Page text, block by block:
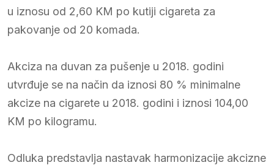
u iznosu od 2,60 KM po kutiji cigareta za
pakovanje od 20 komada.
Akciza na duvan za pušenje u 2018. godini
utvrđuje se na način da iznosi 80 % minimalne
akcize na cigarete u 2018. godini i iznosi 104,00
KM po kilogramu.
Odluka predstavlja nastavak harmonizacije akcizne